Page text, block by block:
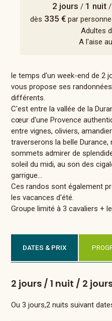
2 jours / 1 nuit/
dès 335 € par personne
Adultes
A l'aise
le temps d'un week-end de 2
vous propose ses
différents.
C'est entre la vallée de la
cœur d'une Provence
entre vignes, oliviers,
traverserons la belle
sommets admirer de
soleil du midi, au son des
garrigue…
Ces randos sont également
les vacances d'été.
Groupe limité à 3 cavaliers +
DATES & PRIX
2 jours / 1 nuit / 2
Ou 3 jours,2 nuits suivant